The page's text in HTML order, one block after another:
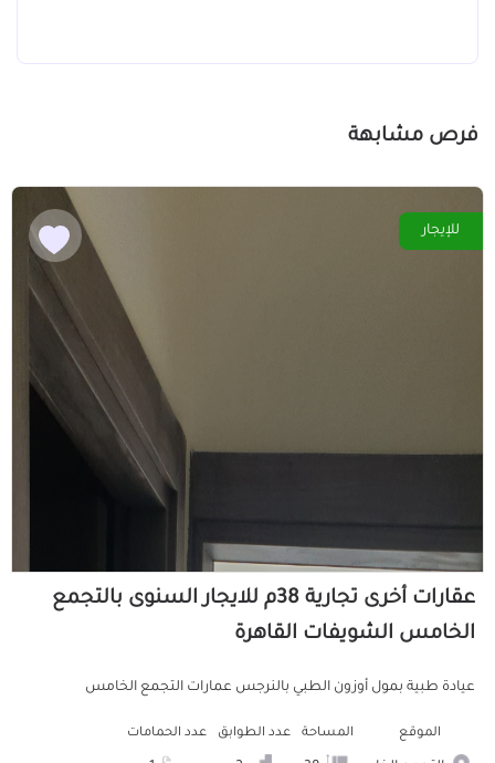
فرص مشابهة
للإيجار
عقارات أخرى تجارية 38م للايجار السنوى بالتجمع
الخامس الشويفات القاهرة
عيادة طبية بمول أوزون الطبي بالنرجس عمارات التجمع الخامس
الموقع المساحة عدد الطوابق عدد الحمامات